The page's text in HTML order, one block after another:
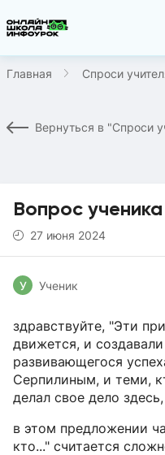
Главная Спроси
Вернуться в "Спроси
Вопрос ученика
27 июня 2024
У Ученик
здравствуйте, "Эти
движется, и
развивающегося
Серпилиным, и теми,
делал свое дело
в этом предложении
кто..." считается